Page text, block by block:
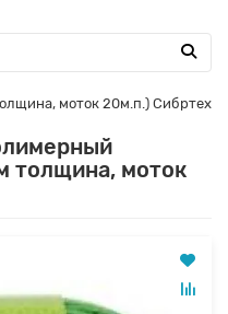
моток 20м.п.) Сибртех
толщина, моток